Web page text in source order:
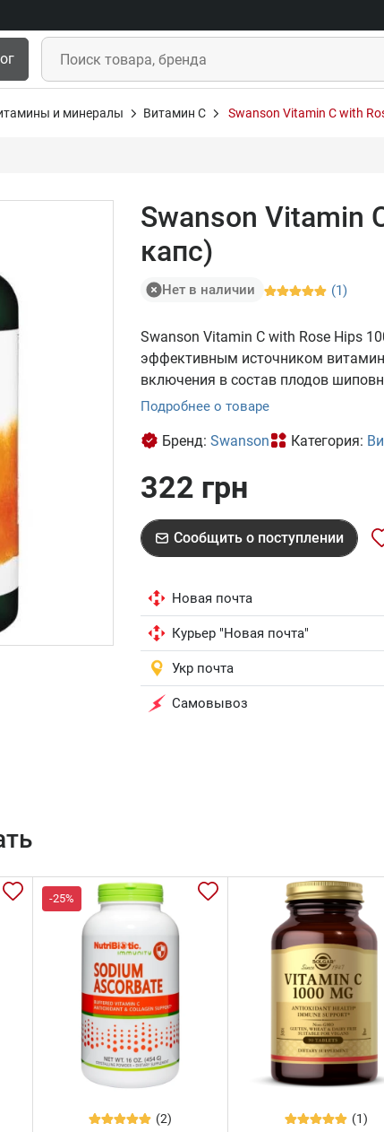
и минералы Витамин С Swanson Vitamin C with
Swanson Vitamin
капс)
Нет в наличии (1)
Swanson Vitamin C with Rose Hips
эффективным источником
включения в состав плодов
Подробнее о товаре
Бренд: Swanson Категория:
322 грн
Сообщить о поступлении
Новая почта
Курьер "Новая почта"
Укр почта
Самовывоз
-25%
(2) (1)